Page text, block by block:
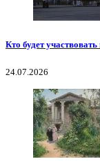
Кто будет
24.07.2026